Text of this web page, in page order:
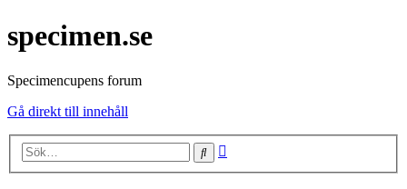
specimen.se
Specimencupens forum
Gå direkt till innehåll
Sök